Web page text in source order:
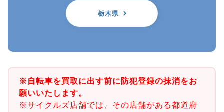
栃木県
※自転車を買取に出す前に防犯登録の抹消をお
願いいたします。
※サイクルズ店舗では、その店舗がある都道府